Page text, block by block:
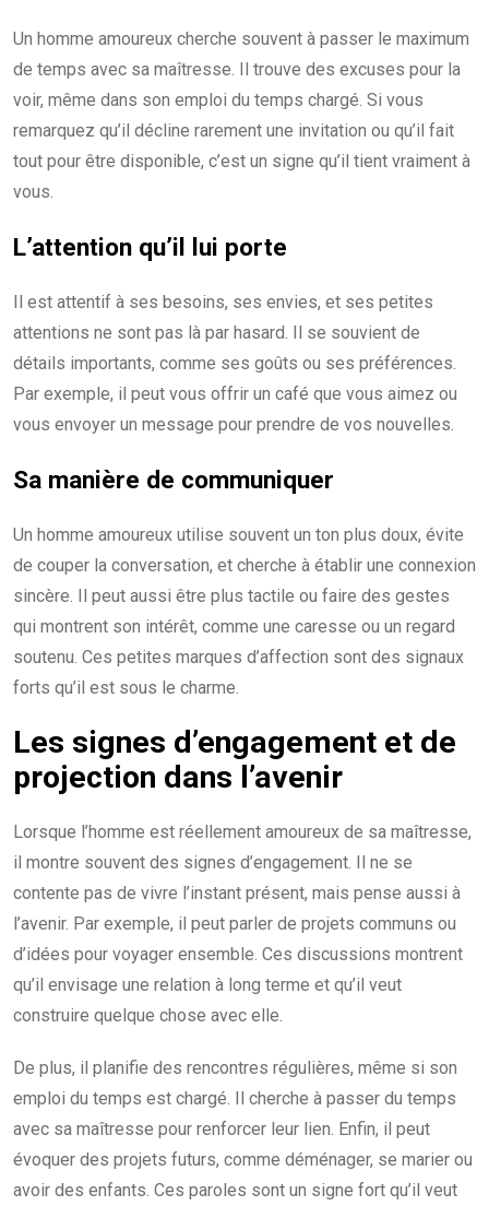
Un homme amoureux cherche souvent à passer le maximum
de temps avec sa maîtresse. Il trouve des excuses pour la
voir, même dans son emploi du temps chargé. Si vous
remarquez qu’il décline rarement une invitation ou qu’il fait
tout pour être disponible, c’est un signe qu’il tient vraiment à
vous.
L’attention qu’il lui porte
Il est attentif à ses besoins, ses envies, et ses petites
attentions ne sont pas là par hasard. Il se souvient de
détails importants, comme ses goûts ou ses préférences.
Par exemple, il peut vous offrir un café que vous aimez ou
vous envoyer un message pour prendre de vos nouvelles.
Sa manière de communiquer
Un homme amoureux utilise souvent un ton plus doux, évite
de couper la conversation, et cherche à établir une connexion
sincère. Il peut aussi être plus tactile ou faire des gestes
qui montrent son intérêt, comme une caresse ou un regard
soutenu. Ces petites marques d’affection sont des signaux
forts qu’il est sous le charme.
Les signes d’engagement et de
projection dans l’avenir
Lorsque l’homme est réellement amoureux de sa maîtresse,
il montre souvent des signes d’engagement. Il ne se
contente pas de vivre l’instant présent, mais pense aussi à
l’avenir. Par exemple, il peut parler de projets communs ou
d’idées pour voyager ensemble. Ces discussions montrent
qu’il envisage une relation à long terme et qu’il veut
construire quelque chose avec elle.
De plus, il planifie des rencontres régulières, même si son
emploi du temps est chargé. Il cherche à passer du temps
avec sa maîtresse pour renforcer leur lien. Enfin, il peut
évoquer des projets futurs, comme déménager, se marier ou
avoir des enfants. Ces paroles sont un signe fort qu’il veut